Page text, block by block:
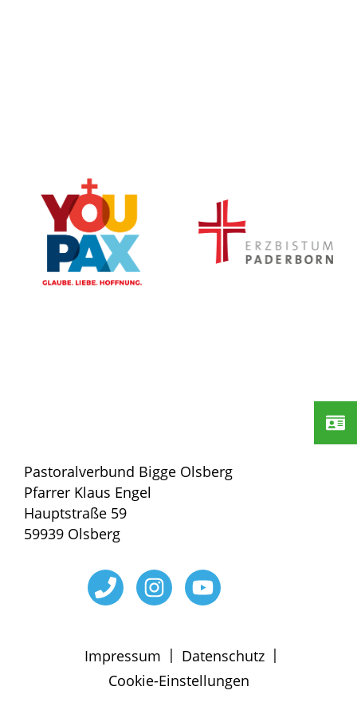
Pastoralverbund Bigge Olsberg
Pfarrer Klaus Engel
Hauptstraße 59
59939 Olsberg
Impressum | Datenschutz |
Cookie-Einstellungen